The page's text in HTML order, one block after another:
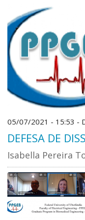
05/07/2021 - 15:53 -
DEFESA DE
Isabella Pereira